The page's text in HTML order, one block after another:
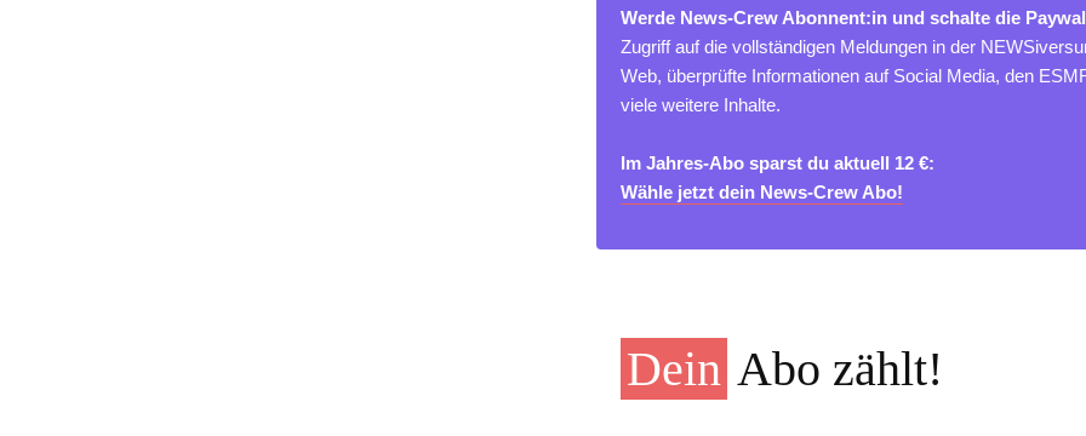
Werde News-Crew Abonnent:in und schalte die
Zugriff auf die vollständigen Meldungen in der
Web, überprüfte Informationen auf Social Media, den
viele weitere Inhalte.
Im Jahres-Abo sparst du aktuell 12 €:
Wähle jetzt dein News-Crew Abo!
Dein Abo zählt!